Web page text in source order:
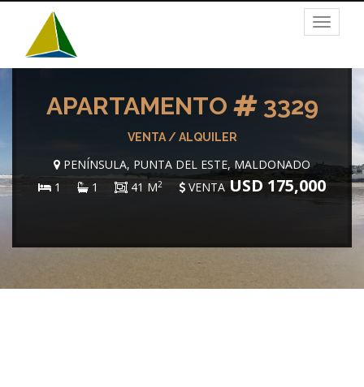
Toggle
APARTAMENTO 3329
VENTA / ALQUILER
PENÍNSULA, PUNTA DEL ESTE, MALDONADO
1
1 41 M2 VENTAUSD 175,000